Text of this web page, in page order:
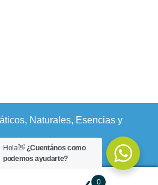
Naturales, Esencias y
0
Hola👋¿Cuentános como
podemos ayudarte?